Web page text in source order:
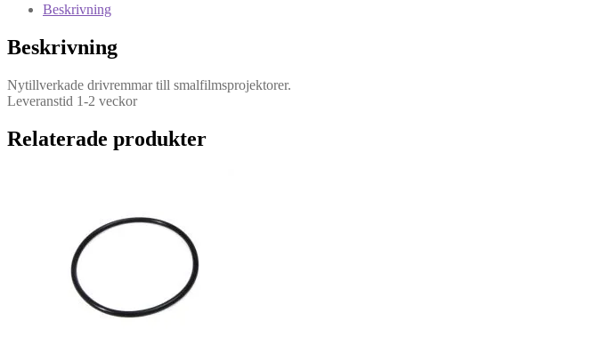
Drivrem
Beskrivning
Beskrivning
Nytillverkade drivremmar till smalfilmsprojektorer.
Leveranstid 1-2 veckor
Relaterade produkter